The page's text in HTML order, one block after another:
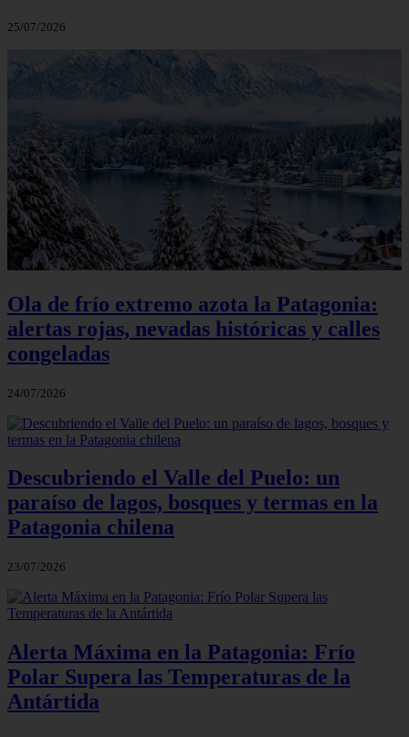
25/07/2026
Ola de frío extremo azota la Patagonia:
alertas rojas, nevadas históricas y calles
congeladas
24/07/2026
Descubriendo el Valle del Puelo: un
paraíso de lagos, bosques y termas en la
Patagonia chilena
23/07/2026
Alerta Máxima en la Patagonia: Frío
Polar Supera las Temperaturas de la
Antártida